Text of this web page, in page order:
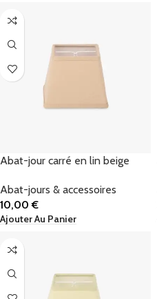
Abat-jour carré en lin beige
Abat-jours & accessoires
10,00€
Ajouter Au Panier